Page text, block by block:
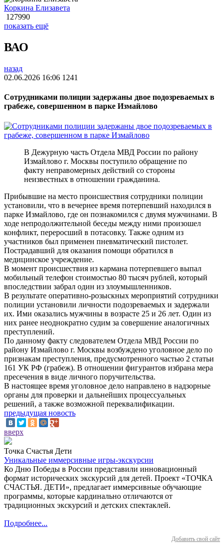
Коркина Елизавета
127990
показать ещё
ВАО
назад
02.06.2026 16:06 1241
Сотрудниками полиции задержаны двое подозреваемых в
грабеже, совершенном в парке Измайлово
В Дежурную часть Отдела МВД России по району
Измайлово г. Москвы поступило обращение по
факту неправомерных действий со стороны
неизвестных в отношении гражданина.
Прибывшие на место происшествия сотрудники полиции
установили, что в вечернее время потерпевший находился в
парке Измайлово, где он познакомился с двумя мужчинами. В
ходе непродолжительной беседы между ними произошел
конфликт, переросший в потасовку. Также одним из
участников был применен пневматический пистолет.
Пострадавший для оказания помощи обратился в
медицинское учреждение.
В момент происшествия из кармана потерпевшего выпал
мобильный телефон стоимостью 80 тысяч рублей, который
впоследствии забрал один из злоумышленников.
В результате оперативно-розыскных мероприятий сотрудники
полиции установили личности подозреваемых и задержали
их. Ими оказались мужчины в возрасте 25 и 26 лет. Один из
них ранее неоднократно судим за совершение аналогичных
преступлений.
По данному факту следователем Отдела МВД России по
району Измайлово г. Москвы возбуждено уголовное дело по
признакам преступления, предусмотренного частью 2 статьи
161 УК РФ (грабеж). В отношении фигурантов избрана мера
пресечения в виде личного поручительства.
В настоящее время уголовное дело направлено в надзорные
органы для проверки и дальнейших процессуальных
решений, а также возможной переквалификации.
предыдущая новость
вверх
Точка Счастья Дети
Уникальные иммерсивные игры-экскурсии
Ко Дню Победы в России представили инновационный
формат исторических экскурсий для детей. Проект «ТОЧКА
СЧАСТЬЯ. ДЕТИ», предлагает иммерсивные обучающие
программы, которые кардинально отличаются от
традиционных экскурсий и детских спектаклей.
Подробнее...
Добавить свой сайт